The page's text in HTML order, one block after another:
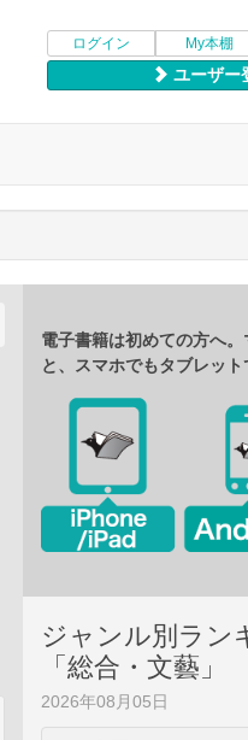
ログイン My本棚
ユーザー
電子書籍は初めての方へ
と、スマホでもタブレット
ジャンル別ラン
「総合・文藝」
2026年08月05日